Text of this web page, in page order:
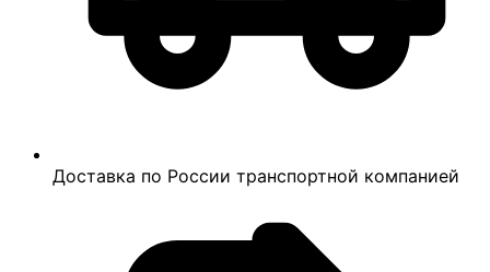
Доставка по России транспортной компанией